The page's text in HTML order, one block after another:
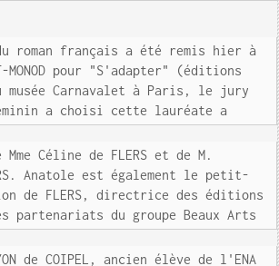
roman français a été remis hier à
MONOD pour "S'adapter" (éditions
musée Carnavalet à Paris, le jury
a choisi cette lauréate a
Céline de FLERS et de M.
Anatole est également le petit-
de FLERS, directrice des éditions
partenariats du groupe Beaux Arts
de COIPEL, ancien élève de l'ENA